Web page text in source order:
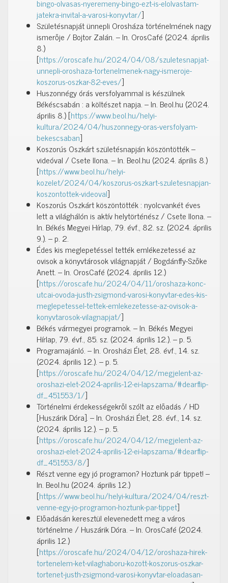
bingo-olvasas-nyeremeny-bingo-ezt-is-elolvastam-
jatekra-invital-a-varosi-konyvtar/]
Születésnapját ünnepli Orosháza történelmének nagy
ismerője / Bojtor Zalán. – In. OrosCafé (2024. április
8.)
[https://oroscafe.hu/2024/04/08/szuletesnapjat-
unnepli-oroshaza-tortenelmenek-nagy-ismeroje-
koszorus-oszkar-82-eves/]
Huszonnégy órás versfolyammal is készülnek
Békéscsabán : a költészet napja. – In. Beol.hu (2024.
április 8.) [https://www.beol.hu/helyi-
kultura/2024/04/huszonnegy-oras-versfolyam-
bekescsaban]
Koszorús Oszkárt születésnapján köszöntötték –
videóval / Csete Ilona. – In. Beol.hu (2024. április 8.)
[https://www.beol.hu/helyi-
kozelet/2024/04/koszorus-oszkart-szuletesnapjan-
koszontottek-videoval]
Koszorús Oszkárt köszöntötték : nyolcvankét éves
lett a világhálón is aktív helytörténész / Csete Ilona. –
In. Békés Megyei Hírlap, 79. évf., 82. sz. (2024. április
9.). – p. 2.
Édes kis meglepetéssel tették emlékezetessé az
ovisok a könyvtárosok világnapját / Bogdánffy-Szőke
Anett. – In. OrosCafé (2024. április 12.)
[https://oroscafe.hu/2024/04/11/oroshaza-konc-
utcai-ovoda-justh-zsigmond-varosi-konyvtar-edes-kis-
meglepetessel-tettek-emlekezetesse-az-ovisok-a-
konyvtarosok-vilagnapjat/]
Békés vármegyei programok. – In. Békés Megyei
Hírlap, 79. évf., 85. sz. (2024. április 12.). – p. 5.
Programajánló. – In. Orosházi Élet, 28. évf., 14. sz.
(2024. április 12.). – p. 5.
[https://oroscafe.hu/2024/04/12/megjelent-az-
oroshazi-elet-2024-aprilis-12-ei-lapszama/#dearflip-
df_451553/1/]
Történelmi érdekességekről szólt az előadás / HD
[Huszárik Dóra]. – In. Orosházi Élet, 28. évf., 14. sz.
(2024. április 12.). – p. 5.
[https://oroscafe.hu/2024/04/12/megjelent-az-
oroshazi-elet-2024-aprilis-12-ei-lapszama/#dearflip-
df_451553/8/]
Részt venne egy jó programon? Hoztunk pár tippet! –
In. Beol.hu (2024. április 12.)
[https://www.beol.hu/helyi-kultura/2024/04/reszt-
venne-egy-jo-programon-hoztunk-par-tippet]
Előadásán keresztül elevenedett meg a város
történelme / Huszárik Dóra. – In. OrosCafé (2024.
április 12.)
[https://oroscafe.hu/2024/04/12/oroshaza-hirek-
tortenelem-ket-vilaghaboru-kozott-koszorus-oszkar-
tortenet-justh-zsigmond-varosi-konyvtar-eloadasan-